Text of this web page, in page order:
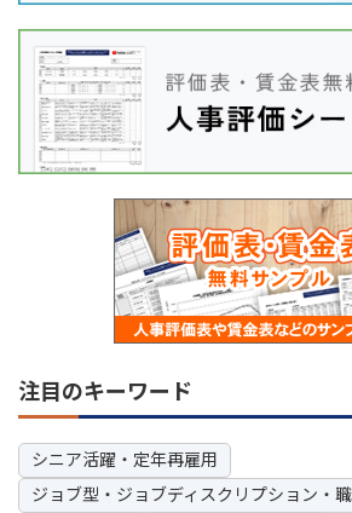
注目のキーワード
シニア活躍・定年再雇用
ジョブ型・ジョブディスクリプション・